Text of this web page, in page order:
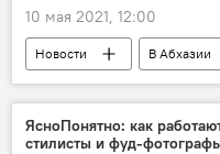
10 мая 2021, 12:00
Новости В Абхазии
ЯсноПонятно: как
стилисты и фуд-